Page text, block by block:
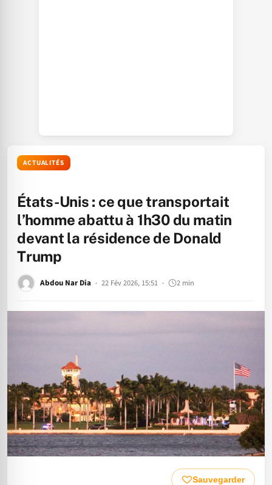
ACTUALITÉS
États-Unis : ce que transportait
l’homme abattu à 1h30 du matin
devant la résidence de Donald
Trump
Abdou Nar Dia 22 Fév 2026, 15:51 2 min
Sauvegarder